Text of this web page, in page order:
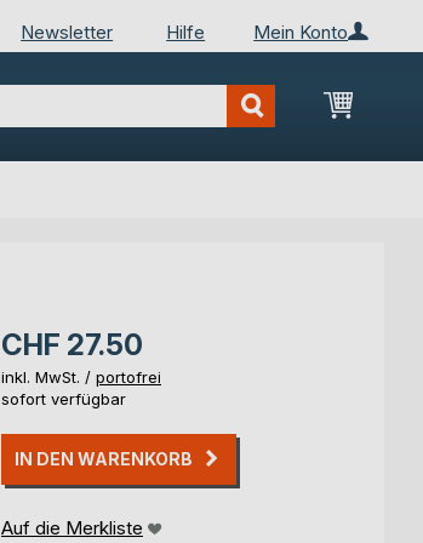
Mein Konto
Newsletter Hilfe
Mein
CHF 27.50
inkl. MwSt. / portofrei
sofort verfügbar
IN DEN WARENKORB
Auf die Merkliste